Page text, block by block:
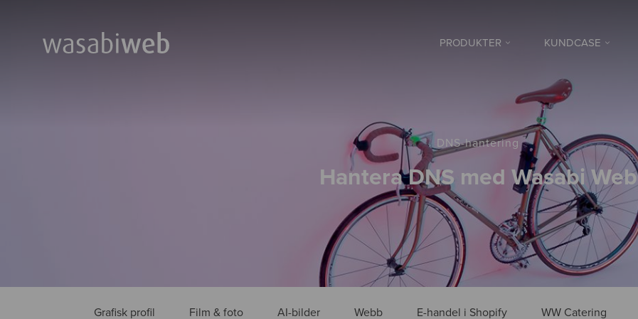
PRODUKTER KUNDCASE
DNS-hantering
Hantera DNS med Wasabi Web
Grafisk profil Film & foto AI-bilder Webb E-handel i Shopify WW Catering